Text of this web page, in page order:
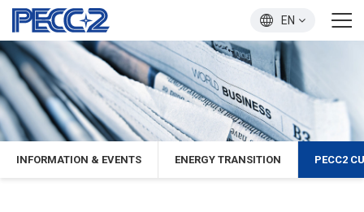
EN
INFORMATION & EVENTS ENERGY TRANSITION PECC2